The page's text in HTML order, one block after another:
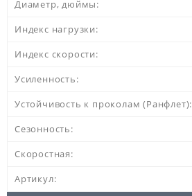
Диаметр, дюймы:
Индекс нагрузки:
Индекс скорости:
Усиленность:
Устойчивость к проколам (Ранфлет):
Сезонность:
Скоростная:
Артикул: